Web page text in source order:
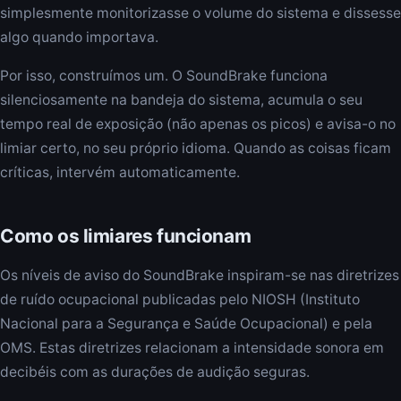
simplesmente monitorizasse o volume do sistema e dissesse
algo quando importava.
Por isso, construímos um. O SoundBrake funciona
silenciosamente na bandeja do sistema, acumula o seu
tempo real de exposição (não apenas os picos) e avisa-o no
limiar certo, no seu próprio idioma. Quando as coisas ficam
críticas, intervém automaticamente.
Como os limiares funcionam
Os níveis de aviso do SoundBrake inspiram-se nas diretrizes
de ruído ocupacional publicadas pelo NIOSH (Instituto
Nacional para a Segurança e Saúde Ocupacional) e pela
OMS. Estas diretrizes relacionam a intensidade sonora em
decibéis com as durações de audição seguras.